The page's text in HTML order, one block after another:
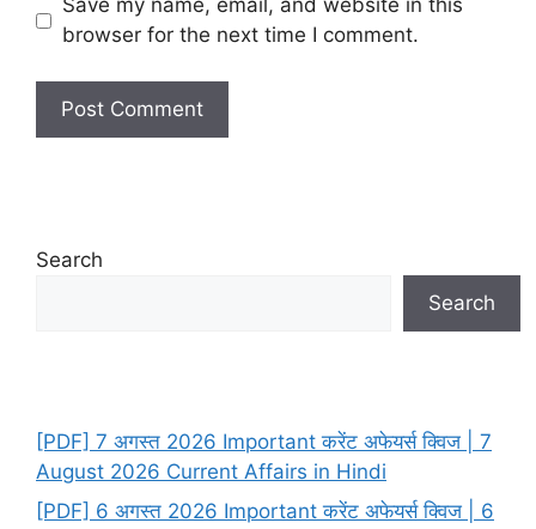
Save my name, email, and website in this
browser for the next time I comment.
Search
Search
[PDF] 7 अगस्त 2026 Important करेंट अफेयर्स क्विज | 7
August 2026 Current Affairs in Hindi
[PDF] 6 अगस्त 2026 Important करेंट अफेयर्स क्विज | 6